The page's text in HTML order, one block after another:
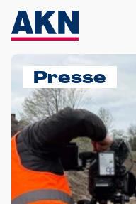
Presse